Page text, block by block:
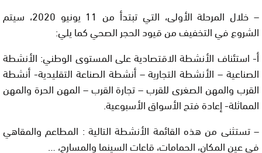
– خلال المرحلة الأولى، التي تبتدأ من 11 يونيو 2020، سيتم
الشروع في التخفيف من قيود الحجر الصحي كما يلي:
أ- استئناف الأنشطة الاقتصادية على المستوى الوطني: الأنشطة
الصناعية – الأنشطة التجارية – أنشطة الصناعة التقليدية- أنشطة
القرب والمهن الصغرى للقرب – تجارة القرب – المهن الحرة والمهن
المماثلة- إعادة فتح الأسواق الأسبوعية.
– تستثنى من هذه القائمة الأنشطة التالية : المطاعم والمقاهي
في عين المكان، الحمامات، قاعات السينما والمسارح، …